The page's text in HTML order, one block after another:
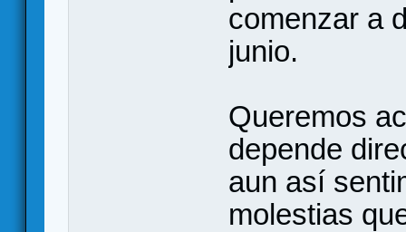
comenzar a
junio.
Queremos
depende
aun así
molestias